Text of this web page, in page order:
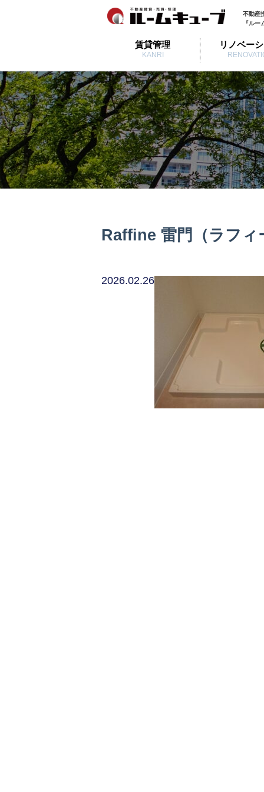
不動産
『ル
賃貸管理
KANRI
リノベー
Raffine 雷門（ラフィ
2026.02.26